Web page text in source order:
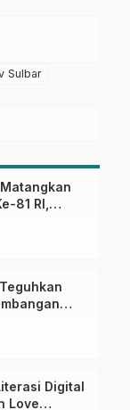
Sulbar
81 RI,
Lapangan
Digital
Love